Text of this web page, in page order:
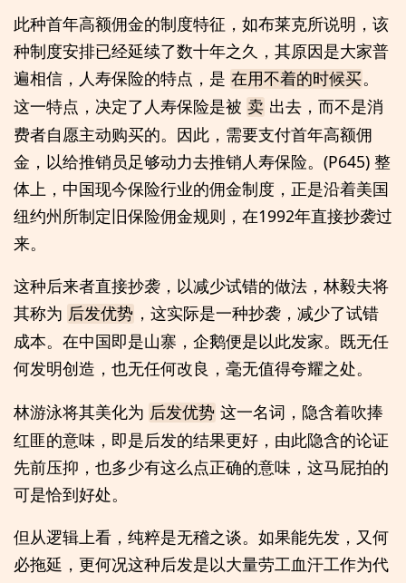
此种首年高额佣金的制度特征，如布莱克所说明，该
种制度安排已经延续了数十年之久，其原因是大家普
遍相信，人寿保险的特点，是 在用不着的时候买。
这一特点，决定了人寿保险是被 卖 出去，而不是消
费者自愿主动购买的。因此，需要支付首年高额佣
金，以给推销员足够动力去推销人寿保险。(P645) 整
体上，中国现今保险行业的佣金制度，正是沿着美国
纽约州所制定旧保险佣金规则，在1992年直接抄袭过
来。
这种后来者直接抄袭，以减少试错的做法，林毅夫将
其称为 后发优势 ，这实际是一种抄袭，减少了试错
成本。在中国即是山寨，企鹅便是以此发家。既无任
何发明创造，也无任何改良，毫无值得夸耀之处。
林游泳将其美化为 后发优势 这一名词，隐含着吹捧
红匪的意味，即是后发的结果更好，由此隐含的论证
先前压抑，也多少有这么点正确的意味，这马屁拍的
可是恰到好处。
但从逻辑上看，纯粹是无稽之谈。如果能先发，又何
必拖延，更何况这种后发是以大量劳工血汗工作为代